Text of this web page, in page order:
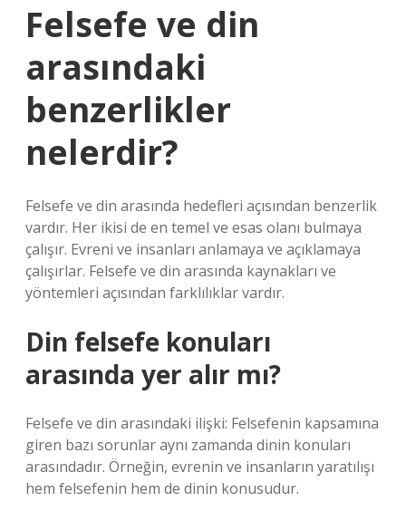
Felsefe ve din
arasındaki
benzerlikler
nelerdir?
Felsefe ve din arasında hedefleri açısından benzerlik
vardır. Her ikisi de en temel ve esas olanı bulmaya
çalışır. Evreni ve insanları anlamaya ve açıklamaya
çalışırlar. Felsefe ve din arasında kaynakları ve
yöntemleri açısından farklılıklar vardır.
Din felsefe konuları
arasında yer alır mı?
Felsefe ve din arasındaki ilişki: Felsefenin kapsamına
giren bazı sorunlar aynı zamanda dinin konuları
arasındadır. Örneğin, evrenin ve insanların yaratılışı
hem felsefenin hem de dinin konusudur.